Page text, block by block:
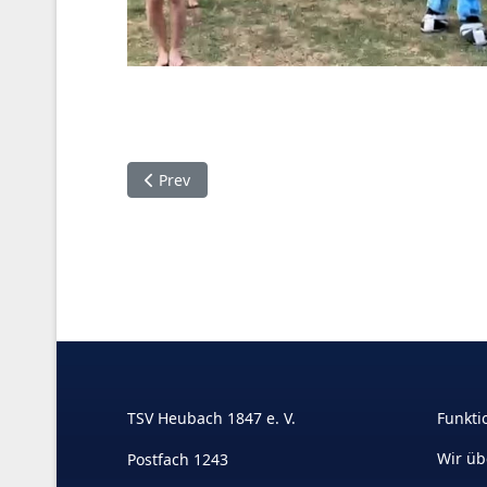
Previous article: JUMP-CHALLENGE beim TSV -
Prev
TSV Heubach 1847 e. V.
Postfach 1243
Wir